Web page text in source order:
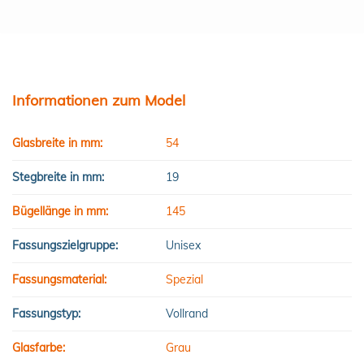
Informationen zum Model
Glasbreite in mm: 54
Stegbreite in mm: 19
Bügellänge in mm: 145
Fassungszielgruppe: Unisex
Fassungsmaterial: Spezial
Fassungstyp: Vollrand
Glasfarbe: Grau